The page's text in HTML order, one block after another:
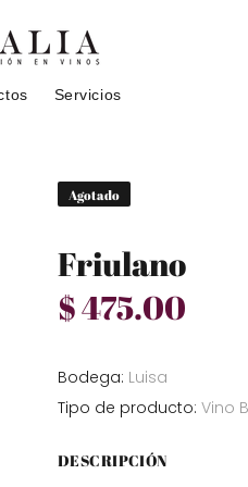
Servicios
Agotado
Friulano
$ 475.00
Bodega: Luisa
Tipo de producto: Vino
DESCRIPCIÓN